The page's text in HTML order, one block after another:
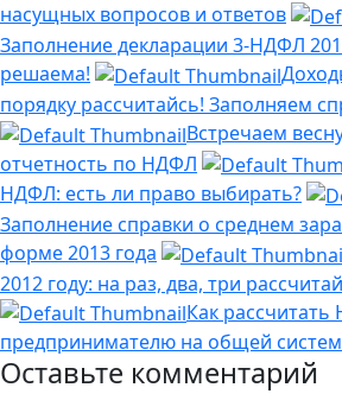
насущных вопросов и ответов
Заполнение декларации 3-НДФЛ
решаема!
порядку рассчитайсь! Заполняем
Встречаем
отчетность по НДФЛ
НДФЛ: есть ли право выбирать?
Заполнение справки о среднем
форме 2013 года
2012 году: на раз, два, три
Как
предпринимателю на общей
Оставьте комментарий